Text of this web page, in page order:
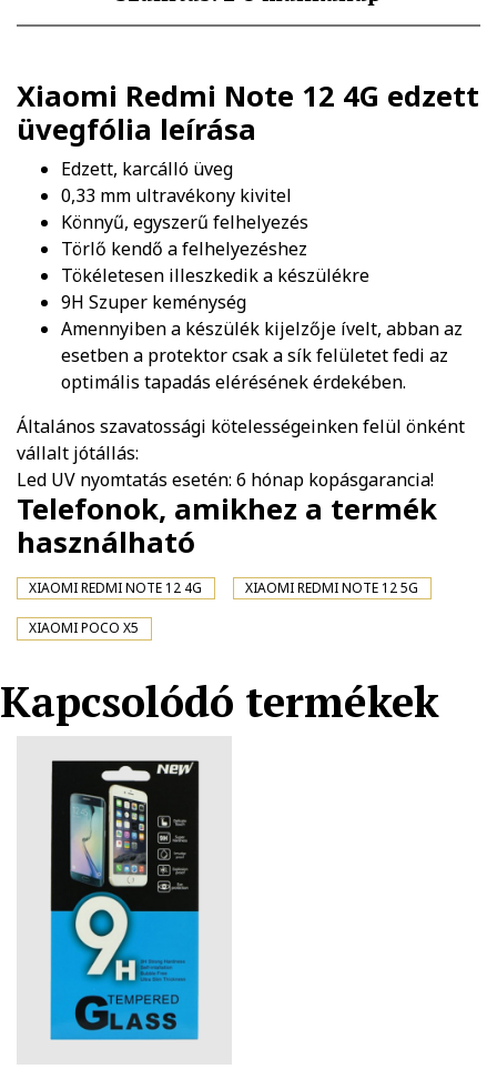
Xiaomi Redmi Note 12 4G edzett
üvegfólia leírása
Edzett, karcálló üveg
0,33 mm ultravékony kivitel
Könnyű, egyszerű felhelyezés
Törlő kendő a felhelyezéshez
Tökéletesen illeszkedik a készülékre
9H Szuper keménység
Amennyiben a készülék kijelzője ívelt, abban az
esetben a protektor csak a sík felületet fedi az
optimális tapadás elérésének érdekében.
Általános szavatossági kötelességeinken felül önként
vállalt jótállás:
Led UV nyomtatás esetén: 6 hónap kopásgarancia!
Telefonok, amikhez a termék
használható
XIAOMI REDMI NOTE 12 4G XIAOMI REDMI NOTE 12 5G
XIAOMI POCO X5
Kapcsolódó termékek